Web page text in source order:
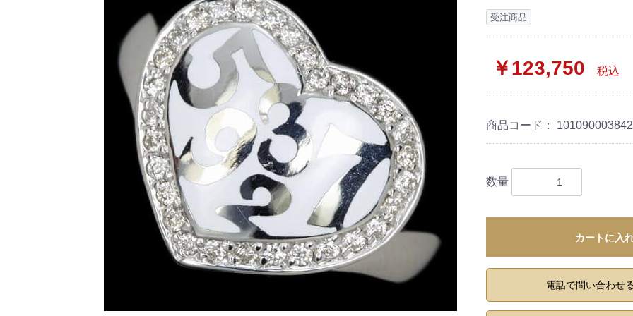
受注商品
￥123,750 税込
商品コード：
数量
カートに入
電話で問い合わせ